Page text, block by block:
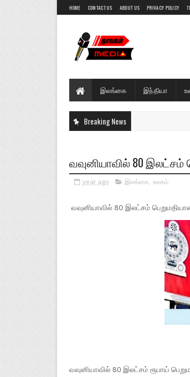
HOME CONTACT US ABOUT US PRIVACY POLICY
இலங்கை இந்தியா
Breaking News
வவுனியாவில் 80 இலட்சம்
year ago இலங்கை, உலகம்
வவுனியாவில் 80 இலட்சம்
வவுனியாவில் 80 இலட்சம் ரூபாய்